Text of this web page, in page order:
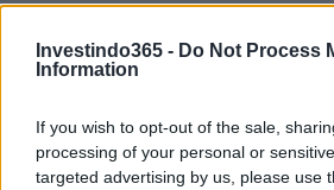
Investindo365 - Do Not Process
Information
If you wish to opt-out of the sale,
processing of your personal or
targeted advertising by us, please use
Além da (s) troca (s) acima, existem
criptografia populares nas quais eles
usuários. Isso garantirá que você
moedas a qualquer momento e as